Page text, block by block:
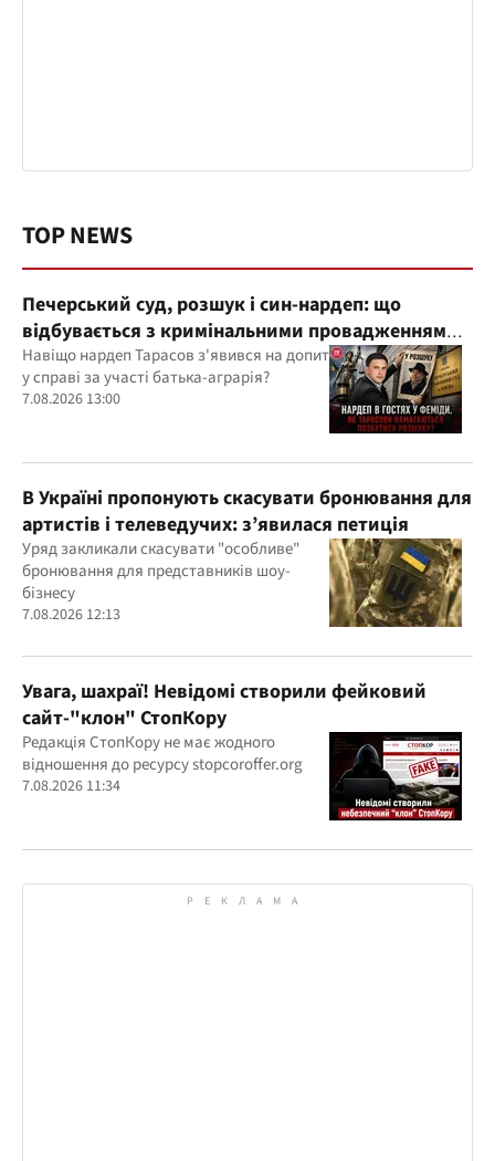
TOP NEWS
Печерський суд, розшук і син-нардеп: що
відбувається з кримінальними провадженнями
за участі агробарона Тарасова?
Навіщо нардеп Тарасов з'явився на допит
у справі за участі батька-аграрія?
7.08.2026 13:00
В Україні пропонують скасувати бронювання для
артистів і телеведучих: з’явилася петиція
Уряд закликали скасувати "особливе"
бронювання для представників шоу-
бізнесу
7.08.2026 12:13
Увага, шахраї! Невідомі створили фейковий
сайт-"клон" СтопКору
Редакція СтопКору не має жодного
відношення до ресурсу stopcoroffer.org
7.08.2026 11:34